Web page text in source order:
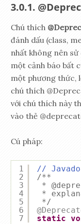
Chú thích
đánh dấu (class,
nhất không nên
một cảnh báo bất
một phương thức,
chú thích
với chú thích này
vào thẻ
Cú pháp:
1
2
3
4
5
6
7
//
/**
*
*
*/
static